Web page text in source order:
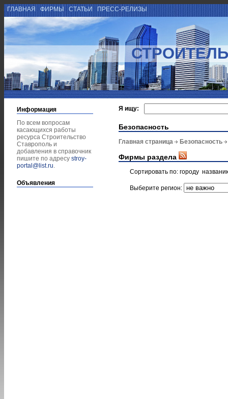
ГЛАВНАЯ ФИРМЫ СТАТЬИ ПРЕСС-РЕЛИЗЫ
Информация
По всем вопросам
касающихся работы
ресурса Строительство
Ставрополь и
добавления в справочник
пишите по адресу stroy-
portal@list.ru.
Объявления
Я ищу:
Безопасность
Главная страница Безопасность
Фирмы раздела
Сортировать по: городу
Выберите регион: